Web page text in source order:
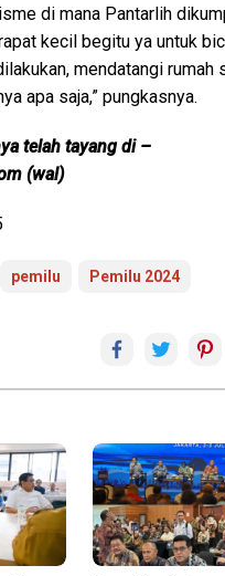
di mana Pantarlih
kecil begitu ya untuk
mendatangi rumah
apa saja,” pungkasnya.
telah tayang di –
(wal)
pemilu Pemilu 2024